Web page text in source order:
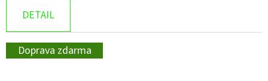
DETAIL
Doprava zdarma